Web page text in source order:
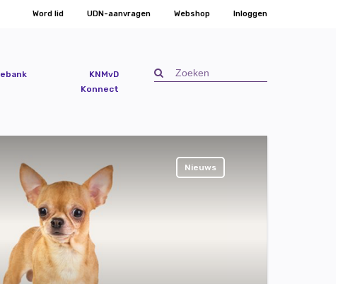
Word lid UDN-aanvragen Webshop Inloggen
KNMvD
Konnect
Nieuws